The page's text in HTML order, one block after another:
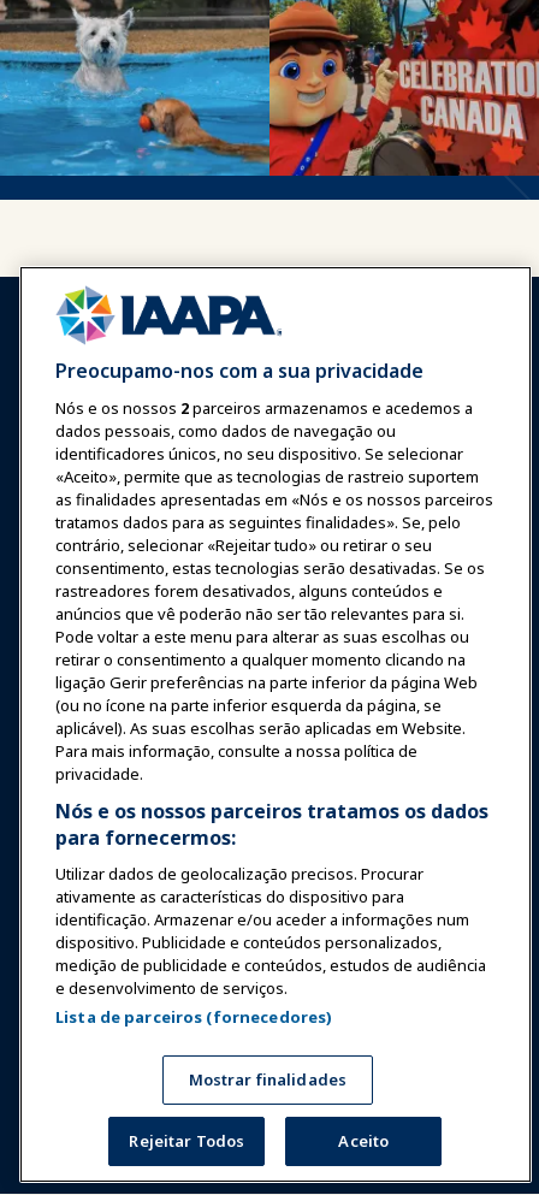
Entrar Junte-se Agora
Prêmios Carreiras
Contato
Expos e Eventos
Notícias & Diversão
Educação
Segurança & Proteção
Advocacia
Pesquisa e Relatórios
Sobre a IAAPA
Parceiros
Copyright © 2026 Associação Internacional de Parques de
Diversões e Atrações. Todos os direitos reservados.
Política de Privacidade
Termos de Serviço
Aviso de tradução
Gerir preferências
Preocupamo-nos com a sua privacidade
Nós e os nossos 2parceiros armazenamos e acedemos a
dados pessoais, como dados de navegação ou
identificadores únicos, no seu dispositivo. Se selecionar
«Aceito», permite que as tecnologias de rastreio suportem
as finalidades apresentadas em «Nós e os nossos parceiros
tratamos dados para as seguintes finalidades». Se, pelo
contrário, selecionar «Rejeitar tudo» ou retirar o seu
consentimento, estas tecnologias serão desativadas. Se os
rastreadores forem desativados, alguns conteúdos e
anúncios que vê poderão não ser tão relevantes para si.
Pode voltar a este menu para alterar as suas escolhas ou
retirar o consentimento a qualquer momento clicando na
ligação Gerir preferências na parte inferior da página Web
(ou no ícone na parte inferior esquerda da página, se
aplicável). As suas escolhas serão aplicadas em Website.
Para mais informação, consulte a nossa política de
privacidade.
Nós e os nossos parceiros tratamos os dados
para fornecermos:
Utilizar dados de geolocalização precisos. Procurar
ativamente as características do dispositivo para
identificação. Armazenar e/ou aceder a informações num
dispositivo. Publicidade e conteúdos personalizados,
medição de publicidade e conteúdos, estudos de audiência
e desenvolvimento de serviços.
Lista de parceiros (fornecedores)
Mostrar finalidades
Rejeitar Todos Aceito